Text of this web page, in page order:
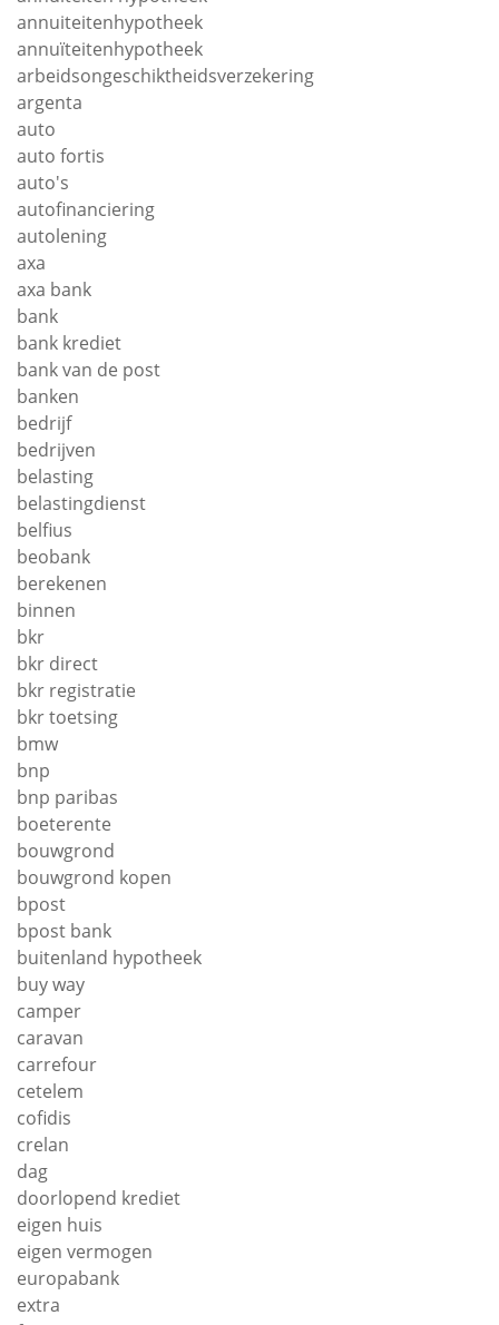
annuiteitenhypotheek
annuïteitenhypotheek
arbeidsongeschiktheidsverzekering
argenta
auto
auto fortis
auto's
autofinanciering
autolening
axa
axa bank
bank
bank krediet
bank van de post
banken
bedrijf
bedrijven
belasting
belastingdienst
belfius
beobank
berekenen
binnen
bkr
bkr direct
bkr registratie
bkr toetsing
bmw
bnp
bnp paribas
boeterente
bouwgrond
bouwgrond kopen
bpost
bpost bank
buitenland hypotheek
buy way
camper
caravan
carrefour
cetelem
cofidis
crelan
dag
doorlopend krediet
eigen huis
eigen vermogen
europabank
extra